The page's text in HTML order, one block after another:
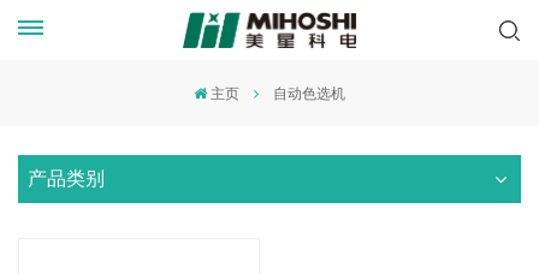
主页 自动色选机
产品类别